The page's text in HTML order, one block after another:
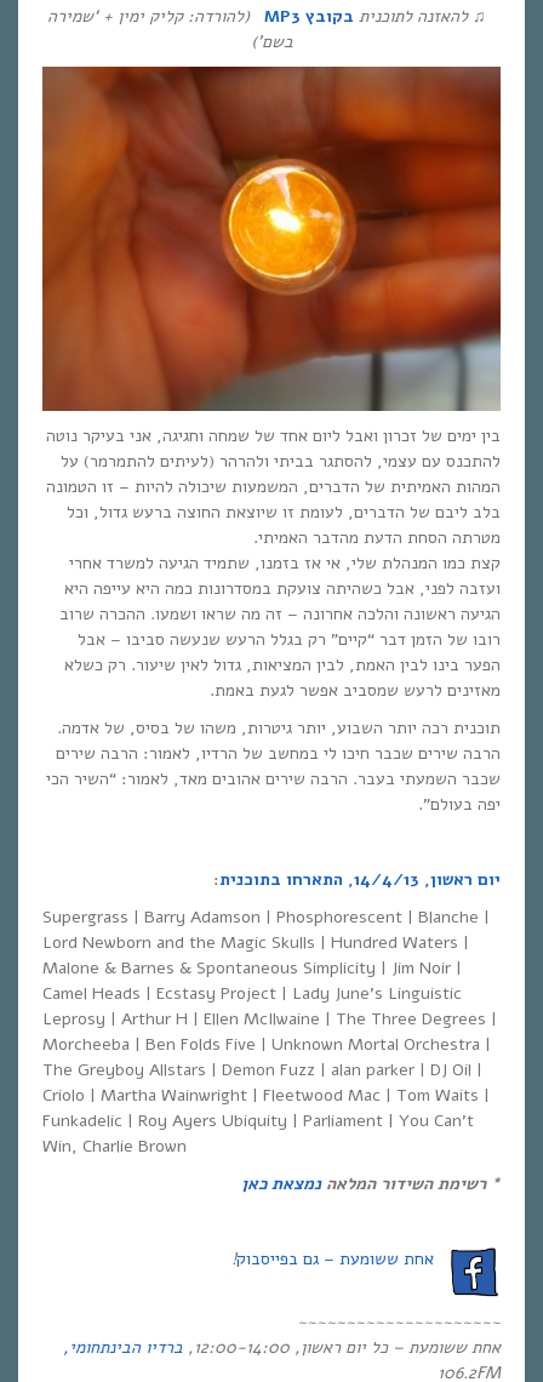
♫ להאזנה לתוכנית בקובץ MP3
(להורדה: קליק ימין + ‘שמירה
בשם’)
בין ימים של זכרון ואבל ליום אחד של שמחה וחגיגה, אני בעיקר נוטה
להתכנס עם עצמי, להסתגר בביתי ולהרהר (לעיתים להתמרמר) על
המהות האמיתית של הדברים, המשמעות שיכולה להיות – זו הטמונה
בלב ליבם של הדברים, לעומת זו שיוצאת החוצה ברעש גדול, וכל
מטרתה הסחת הדעת מהדבר האמיתי.
קצת כמו המנהלת שלי, אי אז בזמנו, שתמיד הגיעה למשרד אחרי
ועזבה לפני, אבל כשהיתה צועקת במסדרונות כמה היא עייפה היא
הגיעה ראשונה והלכה אחרונה – זה מה שראו ושמעו. ההכרה שרוב
רובו של הזמן דבר “קיים” רק בגלל הרעש שנעשה סביבו – אבל
הפער בינו לבין האמת, לבין המציאות, גדול לאין שיעור. רק כשלא
מאזינים לרעש שמסביב אפשר לגעת באמת.
תוכנית רכה יותר השבוע, יותר גיטרות, משהו של בסיס, של אדמה.
הרבה שירים שכבר חיכו לי במחשב של הרדיו, לאמור: הרבה שירים
שכבר השמעתי בעבר. הרבה שירים אהובים מאד, לאמור: “השיר הכי
יפה בעולם”.
יום ראשון, 14/4/13, התארחו בתוכנית
:
Supergrass | Barry Adamson | Phosphorescent | Blanche |
Lord Newborn and the Magic Skulls | Hundred Waters |
Malone & Barnes & Spontaneous Simplicity | Jim Noir |
Camel Heads | Ecstasy Project | Lady June’s Linguistic
Leprosy | Arthur H | Ellen McIlwaine | The Three Degrees |
Morcheeba | Ben Folds Five | Unknown Mortal Orchestra |
The Greyboy Allstars | Demon Fuzz | alan parker | DJ Oil |
Criolo | Martha Wainwright | Fleetwood Mac | Tom Waits |
Funkadelic | Roy Ayers Ubiquity | Parliament | You Can’t
Win, Charlie Brown
* רשימת השידור המלאה נמצאת כאן
אחת ששומעת – גם בפייסבוק!
~~~~~~~~~~~~~~~~~~~~~
אחת ששומעת – כל יום ראשון, 12:00-14:00,
ברדיו הבינתחומי,
106.2FM